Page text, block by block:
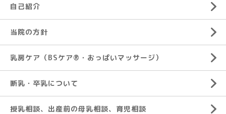
自己紹介
当院の方針
乳房ケア（BSケア®︎・おっぱいマッサージ）
断乳・卒乳について
授乳相談、出産前の母乳相談、育児相談